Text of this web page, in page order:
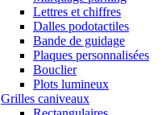
Lettres et chiffres
Dalles podotactiles
Bande de guidage
Plaques personnalisées
Bouclier
Plots lumineux
Grilles caniveaux